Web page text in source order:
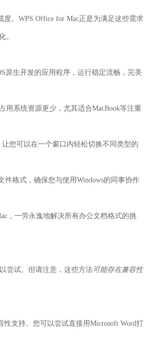
。 WPS Office for Mac正是为满足这些需求
。
原生开发的应用程序，运行稳定流畅，完美
用系统资源更少，尤其适合MacBook等注重
您可以在一个窗口内轻松切换不同类型的
件格式，确保您与使用Windows的同事协作
，一劳永逸地解决所有办公文档格式的挑
尝试。但请注意，这些方法 可能存在兼容性
支持。您可以尝试直接用Microsoft Word打